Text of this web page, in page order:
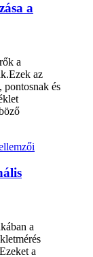
a
a
az
és
a
a